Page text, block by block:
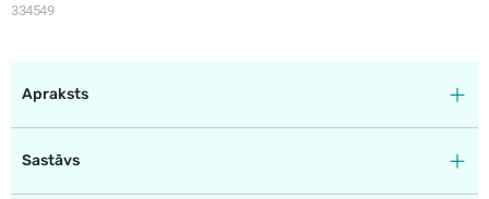
334549
Apraksts
Sastāvs